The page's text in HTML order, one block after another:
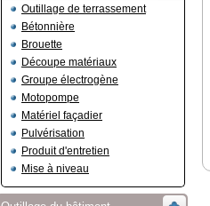
Outillage de terrassement
Bétonnière
Brouette
Découpe matériaux
Groupe électrogène
Motopompe
Matériel façadier
Pulvérisation
Produit d'entretien
Mise à niveau